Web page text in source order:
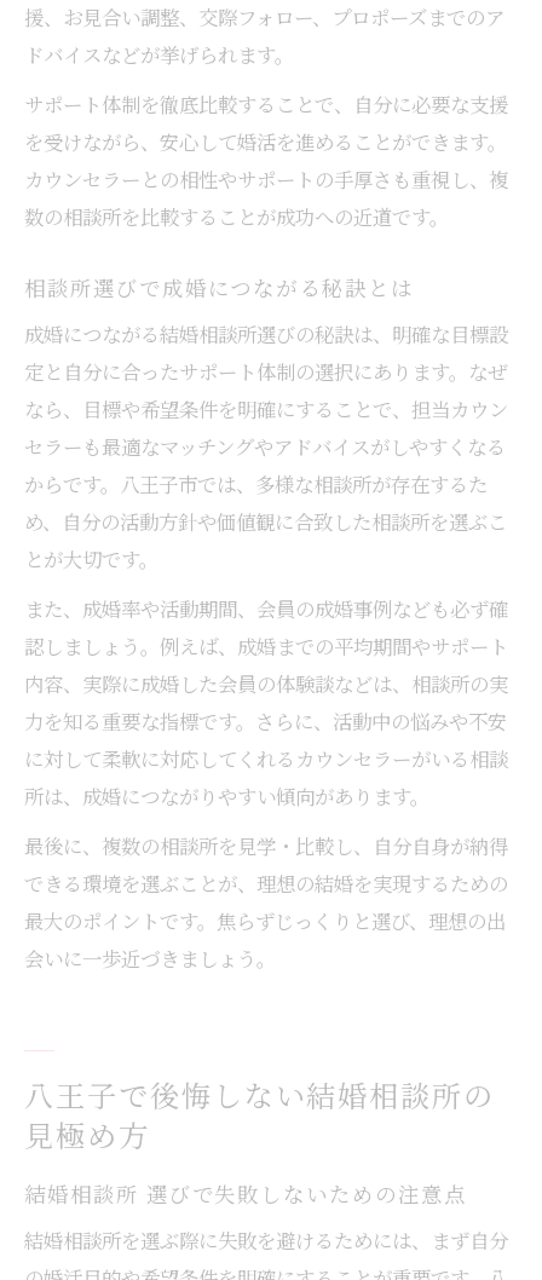
援、お見合い調整、交際フォロー、プロポーズまでのア
ドバイスなどが挙げられます。
サポート体制を徹底比較することで、自分に必要な支援
を受けながら、安心して婚活を進めることができます。
カウンセラーとの相性やサポートの手厚さも重視し、複
数の相談所を比較することが成功への近道です。
相談所選びで成婚につながる秘訣とは
成婚につながる結婚相談所選びの秘訣は、明確な目標設
定と自分に合ったサポート体制の選択にあります。なぜ
なら、目標や希望条件を明確にすることで、担当カウン
セラーも最適なマッチングやアドバイスがしやすくなる
からです。八王子市では、多様な相談所が存在するた
め、自分の活動方針や価値観に合致した相談所を選ぶこ
とが大切です。
また、成婚率や活動期間、会員の成婚事例なども必ず確
認しましょう。例えば、成婚までの平均期間やサポート
内容、実際に成婚した会員の体験談などは、相談所の実
力を知る重要な指標です。さらに、活動中の悩みや不安
に対して柔軟に対応してくれるカウンセラーがいる相談
所は、成婚につながりやすい傾向があります。
最後に、複数の相談所を見学・比較し、自分自身が納得
できる環境を選ぶことが、理想の結婚を実現するための
最大のポイントです。焦らずじっくりと選び、理想の出
会いに一歩近づきましょう。
八王子で後悔しない結婚相談所の
見極め方
結婚相談所 選びで失敗しないための注意点
結婚相談所を選ぶ際に失敗を避けるためには、まず自分